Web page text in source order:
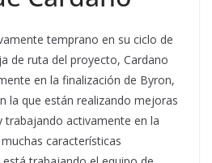
temprano en su ciclo de
de ruta del proyecto, Cardano
en la finalización de Byron,
la que están realizando mejoras
trabajando activamente en la
características